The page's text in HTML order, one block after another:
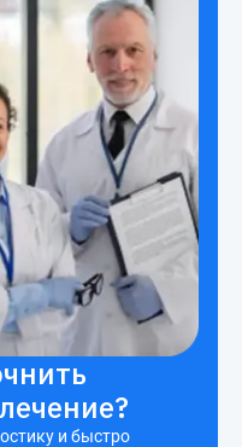
и быстро